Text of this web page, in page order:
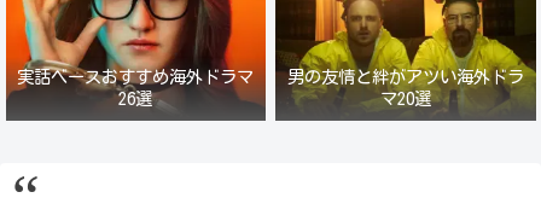
実話ベースおすすめ海外ドラマ
26選
男の友情と絆がアツい海外ドラ
マ20選